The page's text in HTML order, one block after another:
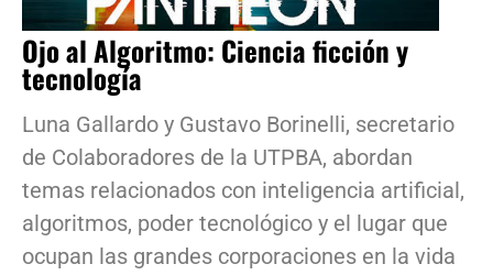
Ojo al Algoritmo: Ciencia ficción y
tecnología
Luna Gallardo y Gustavo Borinelli, secretario
de Colaboradores de la UTPBA, abordan
temas relacionados con inteligencia artificial,
algoritmos, poder tecnológico y el lugar que
ocupan las grandes corporaciones en la vida